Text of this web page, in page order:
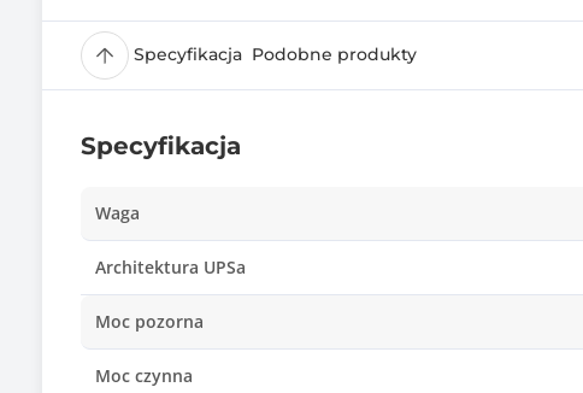
Specyfikacja Podobne produkty
Specyfikacja
Waga
Architektura UPSa
Moc pozorna
Moc czynna